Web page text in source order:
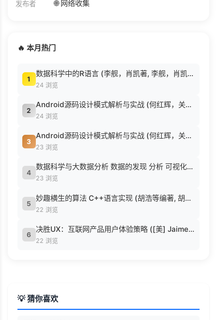
发布者 🌐 网络收集
🔥 本月热门
1
数据科学中的R语言 (李舰，肖凯著, 李舰，肖凯著；吴喜之审校, Pdg2Pic).pdf
24 浏览
2
Android源码设计模式解析与实战 (何红辉，关爱民著, 何红辉, 关爱民著, 何红辉, 关爱民).pdf
24 浏览
3
Android源码设计模式解析与实战 (何红辉，关爱民著, 何红辉, 关爱民著, 何红辉, 关爱民).pdf
23 浏览
4
数据科学与大数据分析 数据的发现 分析 可视化与表示 ( etc.).epub
23 浏览
5
妙趣横生的算法 C++语言实现 (胡浩等编著, 胡浩等编著, 胡浩).pdf
22 浏览
6
决胜UX：互联网产品用户体验策略 ([美] Jaime Levy [[美] Jaime Levy]).epub
22 浏览
💡 猜你喜欢